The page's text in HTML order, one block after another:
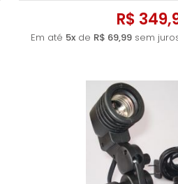
R$
Em até 5x de R$ 69,99 sem